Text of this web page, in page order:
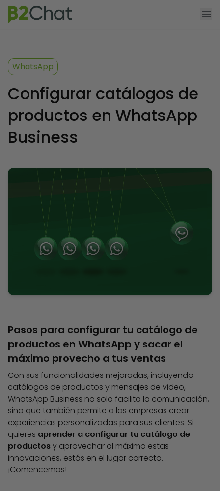
Producto
Precios
App Shopify
Recursos
WhatsApp
Configurar catálogos de
productos en WhatsApp
Business
Pasos para configurar tu catálogo de
productos en WhatsApp y sacar el
máximo provecho a tus ventas
Con sus funcionalidades mejoradas, incluyendo
catálogos de productos y mensajes de video,
WhatsApp Business no solo facilita la comunicación,
sino que también permite a las empresas crear
experiencias personalizadas para sus clientes. Si
quieres aprender a configurar tu catálogo de
productosy aprovechar al máximo estas
innovaciones, estás en el lugar correcto.
¡Comencemos!